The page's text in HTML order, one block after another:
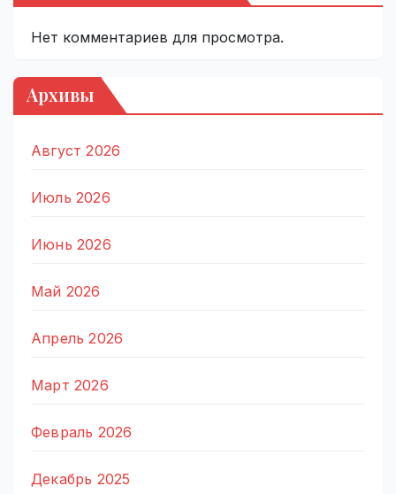
Нет комментариев для просмотра.
Архивы
Август 2026
Июль 2026
Июнь 2026
Май 2026
Апрель 2026
Март 2026
Февраль 2026
Декабрь 2025